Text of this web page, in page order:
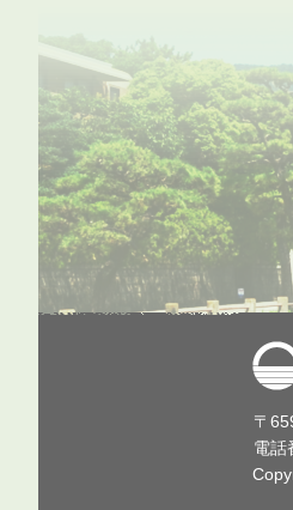
芦屋
〒
電話